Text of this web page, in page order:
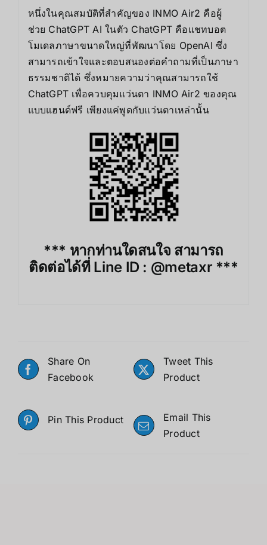
หนึ่งในคุณสมบัติที่สำคัญของ INMO Air2 คือผู้
ช่วย ChatGPT AI ในตัว ChatGPT คือแชทบอต
โมเดลภาษาขนาดใหญ่ที่พัฒนาโดย OpenAI ซึ่ง
สามารถเข้าใจและตอบสนองต่อคำถามที่เป็นภาษา
ธรรมชาติได้ ซึ่งหมายความว่าคุณสามารถใช้
ChatGPT เพื่อควบคุมแว่นตา INMO Air2 ของคุณ
แบบแฮนด์ฟรี เพียงแค่พูดกับแว่นตาเหล่านั้น
*** หากท่านใดสนใจ สามารถ
ติดต่อได้ที่ Line ID : @metaxr ***
Share On
Facebook
Tweet This
Product
Pin This Product
Email This
Product